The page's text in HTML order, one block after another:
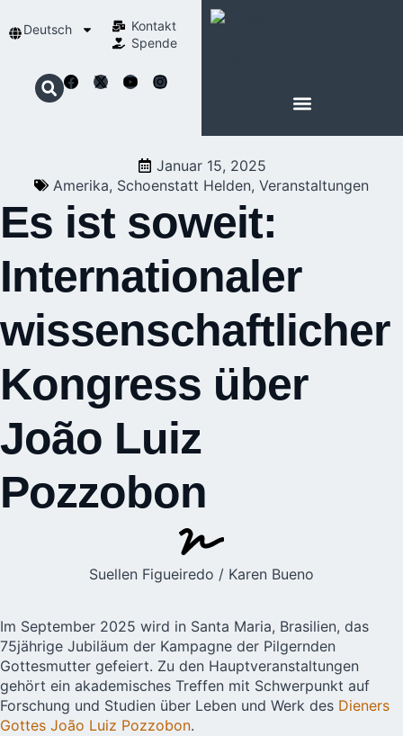
Deutsch
Kontakt
Spende
Januar 15, 2025
Amerika, Schoenstatt Helden, Veranstaltungen
Es ist soweit:
Internationaler
wissenschaftlicher
Kongress über
João Luiz
Pozzobon
Suellen Figueiredo / Karen Bueno
Im September 2025 wird in Santa Maria, Brasilien, das
75jährige Jubiläum der Kampagne der Pilgernden
Gottesmutter gefeiert. Zu den Hauptveranstaltungen
gehört ein akademisches Treffen mit Schwerpunkt auf
Forschung und Studien über Leben und Werk des Dieners
Gottes João Luiz Pozzobon.